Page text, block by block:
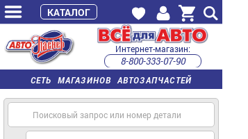
СЕТЬ МАГАЗИНОВ АВТОЗАПЧАСТЕЙ
Интернет-магазин:
8-800-333-07-90
часы работы с 9:00 до 22:00 (пн-пт)
КАТАЛОГ